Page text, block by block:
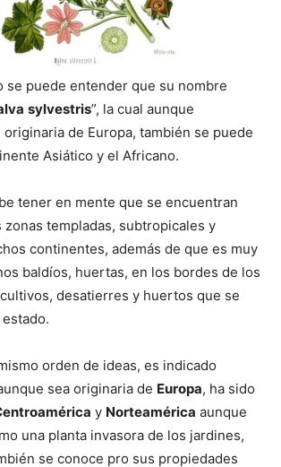
se puede entender que su nombre
sylvestris”, la cual aunque
de Europa, también se puede
Asiático y el Africano.
tener en mente que se encuentran
zonas templadas, subtropicales y
continentes, además de que es muy
baldíos, huertas, en los bordes de los
desatierres y huertos que se
orden de ideas, es indicado
sea originaria de Europa, ha sido
y Norteamérica aunque
una planta invasora de los jardines,
se conoce pro sus propiedades